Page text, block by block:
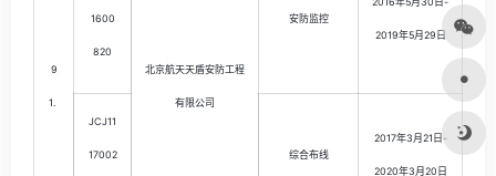
9
1.
1600
820
北京航天天盾安防工程
有限公司
安防监控
2019年5月29日
JCJ11
17002 综合布线
2017年3月21日-
2020年3月20日